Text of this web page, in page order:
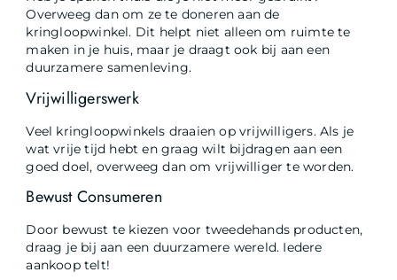
Overweeg dan om ze te doneren aan de
kringloopwinkel. Dit helpt niet alleen om ruimte te
maken in je huis, maar je draagt ook bij aan een
duurzamere samenleving.
Vrijwilligerswerk
Veel kringloopwinkels draaien op vrijwilligers. Als je
wat vrije tijd hebt en graag wilt bijdragen aan een
goed doel, overweeg dan om vrijwilliger te worden.
Bewust Consumeren
Door bewust te kiezen voor tweedehands producten,
draag je bij aan een duurzamere wereld. Iedere
aankoop telt!